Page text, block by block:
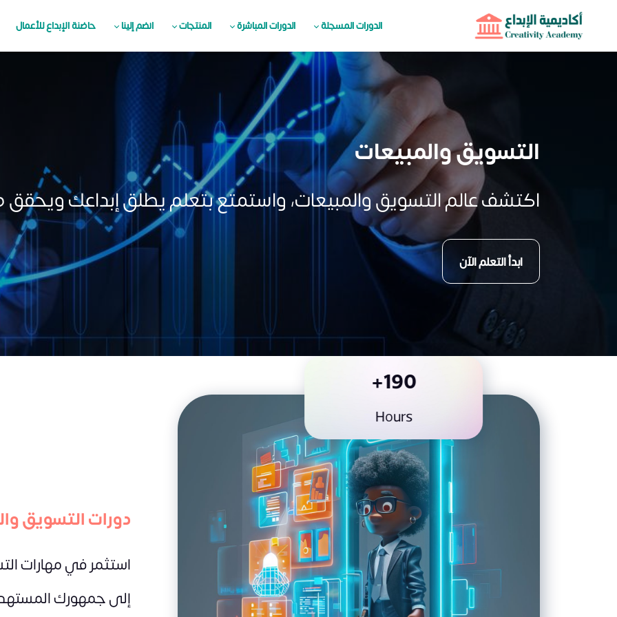
الدورات المسجلة الدورات المباشرة المنتجات انضم إلينا حاضنة الإبداع للأعمال
التسويق والمبيعات
اكتشف عالم التسويق والمبيعات، واستمتع بتعلم يطلق إبداعك
ابدأ التعلم الآن
190+
Hours
دورات التسويق
استثمر في مهارات
إلى جمهورك